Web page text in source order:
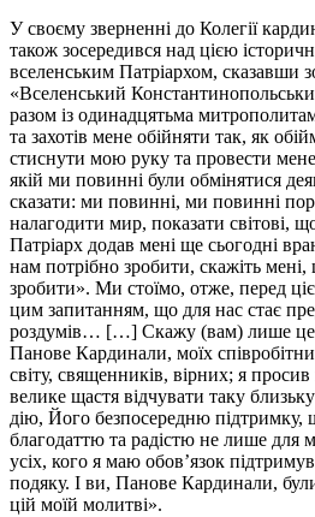
У своєму зверненні до Колегії
також зосередився над цією
вселенським Патріархом, сказавши
«Вселенський
разом із одинадцятьма
та захотів мене обійняти так, як
стиснути мою руку та провести
якій ми повинні були обмінятися
сказати: ми повинні, ми повинні
налагодити мир, показати світові,
Патріарх додав мені ще сьогодні
нам потрібно зробити, скажіть
зробити». Ми стоїмо, отже, перед
цим запитанням, що для нас стає
роздумів… […] Скажу (вам) лише це:
Панове Кардинали, моїх
світу, священників, вірних; я
велике щастя відчувати таку
дію, Його безпосередню
благодаттю та радістю не лише для
усіх, кого я маю обов’язок
подяку. І ви, Панове Кардинали,
цій моїй молитві».